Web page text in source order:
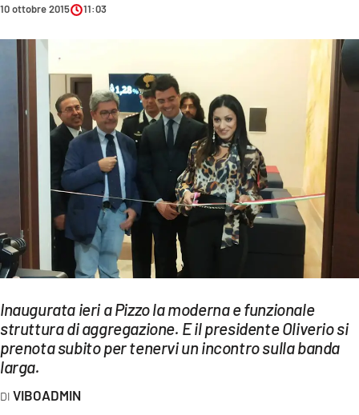
SOCIETÀ
CULTURA
ECONOMIA E LAVORO
EVENTI
SPORT
Streaming
LAC TV
LAC NETWORK
LAC ONAIR
LaC
Network
10 ottobre 2015 11:03
Inaugurata ieri a Pizzo la moderna e funzionale
struttura di aggregazione. E il presidente Oliverio si
prenota subito per tenervi un incontro sulla banda
larga.
VIBOADMIN